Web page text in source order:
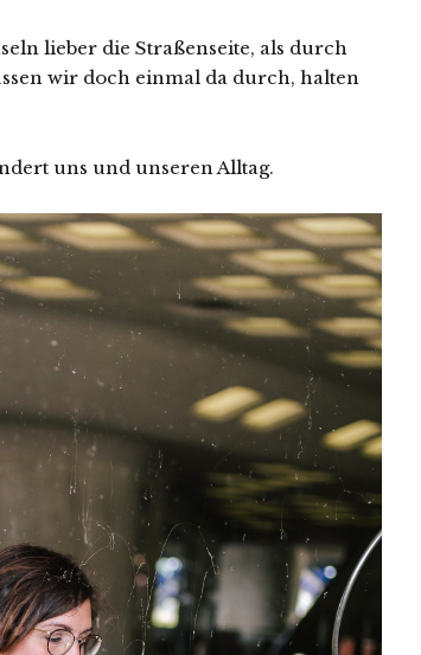
lieber die Straßenseite, als durch
wir doch einmal da durch, halten
uns und unseren Alltag.